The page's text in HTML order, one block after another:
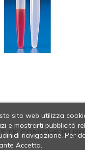
CONICHE IN PP
sito web utilizza
e mostrarti pubblicità
navigazione. Per
Accetta.